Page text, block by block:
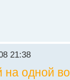
21:38
на одной